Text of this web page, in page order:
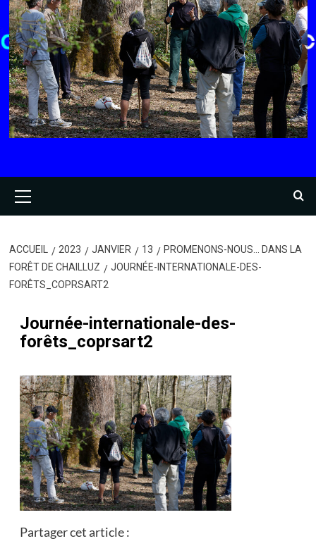
principal
ACCUEIL 2023 JANVIER 13
PROMENONS-NOUS… DANS LA
FORÊT DE CHAILLUZ
JOURNÉE-INTERNATIONALE-DES-
FORÊTS_COPRSART2
Journée-internationale-des-
forêts_coprsart2
Partager cet article :